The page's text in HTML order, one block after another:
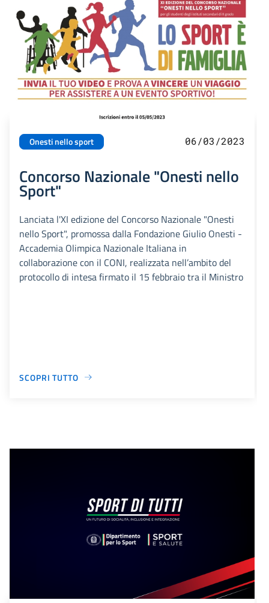
Onesti nello sport 06/03/2023
Concorso Nazionale "Onesti nello
Sport"
Lanciata l'XI edizione del Concorso Nazionale "Onesti
nello Sport", promossa dalla Fondazione Giulio Onesti -
Accademia Olimpica Nazionale Italiana in
collaborazione con il CONI, realizzata nell’ambito del
protocollo di intesa firmato il 15 febbraio tra il Ministro
SCOPRI TUTTO